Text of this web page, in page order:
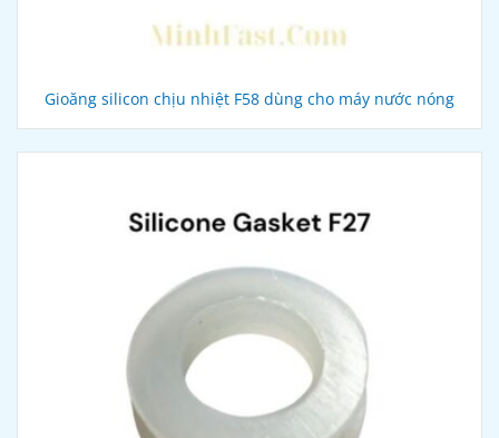
Gioăng silicon chịu nhiệt F58 dùng cho máy nước nóng